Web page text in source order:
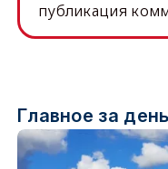
публикация
Главное за день